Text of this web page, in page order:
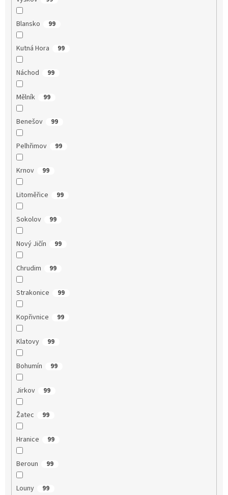
Blansko 99
Kutná Hora 99
Náchod 99
Mělník 99
Benešov 99
Pelhřimov 99
Krnov 99
Litoměřice 99
Sokolov 99
Nový Jičín 99
Chrudim 99
Strakonice 99
Kopřivnice 99
Klatovy 99
Bohumín 99
Jirkov 99
Žatec 99
Hranice 99
Beroun 99
Louny 99